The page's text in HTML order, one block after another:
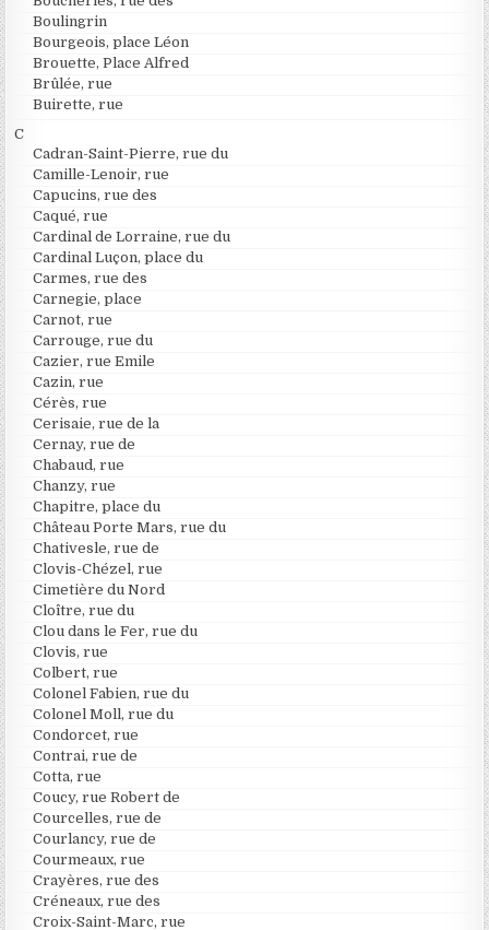
Boulingrin
Bourgeois, place Léon
Brouette, Place Alfred
Brûlée, rue
Buirette, rue
C
Cadran-Saint-Pierre, rue du
Camille-Lenoir, rue
Capucins, rue des
Caqué, rue
Cardinal de Lorraine, rue du
Cardinal Luçon, place du
Carmes, rue des
Carnegie, place
Carnot, rue
Carrouge, rue du
Cazier, rue Emile
Cazin, rue
Cérès, rue
Cerisaie, rue de la
Cernay, rue de
Chabaud, rue
Chanzy, rue
Chapitre, place du
Château Porte Mars, rue du
Chativesle, rue de
Clovis-Chézel, rue
Cimetière du Nord
Cloître, rue du
Clou dans le Fer, rue du
Clovis, rue
Colbert, rue
Colonel Fabien, rue du
Colonel Moll, rue du
Condorcet, rue
Contrai, rue de
Cotta, rue
Coucy, rue Robert de
Courcelles, rue de
Courlancy, rue de
Courmeaux, rue
Crayères, rue des
Créneaux, rue des
Croix-Saint-Marc, rue